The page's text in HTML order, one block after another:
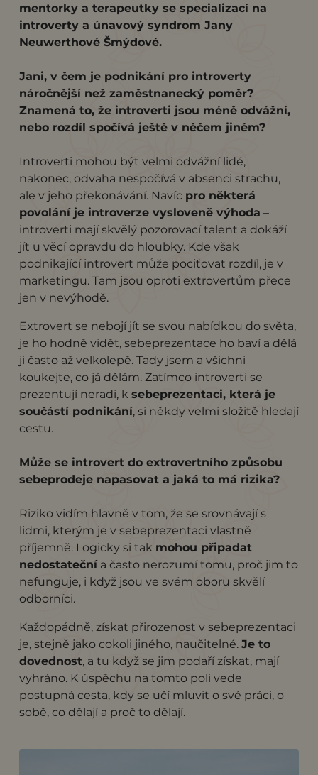
mentorky a terapeutky se specializací na
introverty a únavový syndrom Jany
Neuwerthové Šmýdové.
Jani, v čem je podnikání pro introverty
náročnější než zaměstnanecký poměr?
Znamená to, že introverti jsou méně odvážní,
nebo rozdíl spočívá ještě v něčem jiném?
Introverti mohou být velmi odvážní lidé,
nakonec, odvaha nespočívá v absenci strachu,
ale v jeho překonávání. Navíc pro některá
povolání je introverze vysloveně výhoda –
introverti mají skvělý pozorovací talent a dokáží
jít u věcí opravdu do hloubky. Kde však
podnikající introvert může pociťovat rozdíl, je v
marketingu. Tam jsou oproti extrovertům přece
jen v nevýhodě.
Extrovert se nebojí jít se svou nabídkou do světa,
je ho hodně vidět, sebeprezentace ho baví a dělá
ji často až velkolepě. Tady jsem a všichni
koukejte, co já dělám. Zatímco introverti se
prezentují neradi, k sebeprezentaci, která je
součástí podnikání, si někdy velmi složitě hledají
cestu.
Může se introvert do extrovertního způsobu
sebeprodeje napasovat a jaká to má rizika?
Riziko vidím hlavně v tom, že se srovnávají s
lidmi, kterým je v sebeprezentaci vlastně
příjemně. Logicky si tak mohou připadat
nedostatečnía často nerozumí tomu, proč jim to
nefunguje, i když jsou ve svém oboru skvělí
odborníci.
Každopádně, získat přirozenost v sebeprezentaci
je, stejně jako cokoli jiného, naučitelné. Je to
dovednost, a tu když se jim podaří získat, mají
vyhráno. K úspěchu na tomto poli vede
postupná cesta, kdy se učí mluvit o své práci, o
sobě, co dělají a proč to dělají.